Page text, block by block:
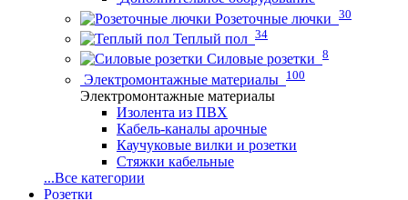
Розеточные лючки 30
Теплый пол 34
Силовые розетки 8
Электромонтажные материалы 100
Электромонтажные материалы
Изолента из ПВХ
Кабель-каналы арочные
Каучуковые вилки и розетки
Стяжки кабельные
...Все категории
Розетки